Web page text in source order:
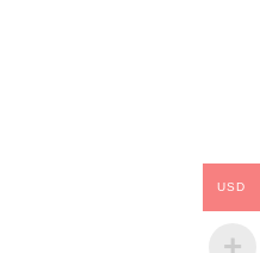
USD